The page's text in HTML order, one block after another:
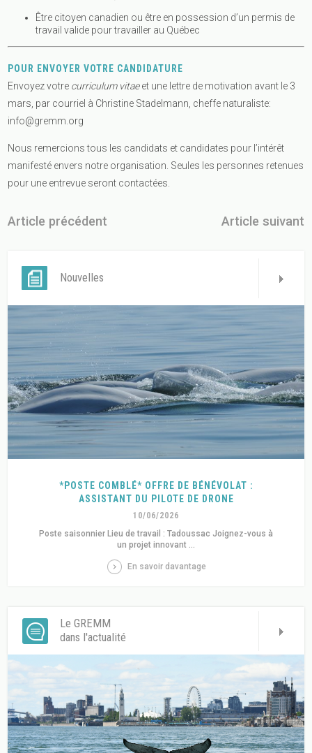
Être citoyen canadien ou être en possession d’un permis de
travail valide pour travailler au Québec
POUR ENVOYER VOTRE CANDIDATURE
Envoyez votre curriculum vitaeet une lettre de motivation avant le 3
mars, par courriel à Christine Stadelmann, cheffe naturaliste:
info@gremm.org
Nous remercions tous les candidats et candidates pour l’intérêt
manifesté envers notre organisation. Seules les personnes retenues
pour une entrevue seront contactées.
Article précédent Article suivant
Nouvelles
*POSTE COMBLÉ* OFFRE DE BÉNÉVOLAT :
ASSISTANT DU PILOTE DE DRONE
10/06/2026
Poste saisonnier Lieu de travail : Tadoussac Joignez-vous à
un projet innovant ...
En savoir davantage
Le GREMM
dans l'actualité